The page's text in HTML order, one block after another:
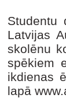
Studentu
Latvijas
skolēnu
spēkiem
ikdienas
lapā